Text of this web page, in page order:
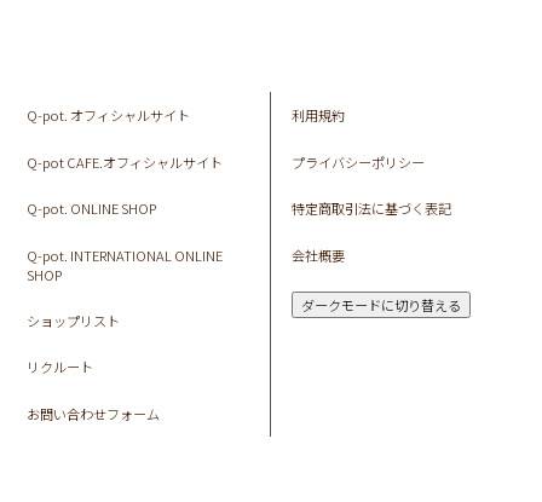
Q-pot. オフィシャルサイト
Q-pot CAFE.オフィシャルサイト
Q-pot. ONLINE SHOP
Q-pot. INTERNATIONAL ONLINE
SHOP
ショップリスト
リクルート
お問い合わせフォーム
利用規約
プライバシーポリシー
特定商取引法に基づく表記
会社概要
ダークモードに切り替える